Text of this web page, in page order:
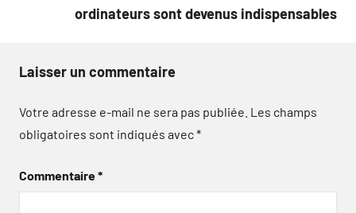
ordinateurs sont devenus indispensables
Laisser un commentaire
Votre adresse e-mail ne sera pas publiée. Les champs
obligatoires sont indiqués avec*
Commentaire*